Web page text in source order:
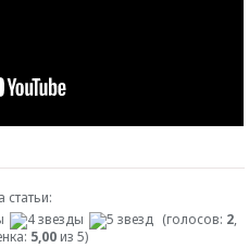
статьи:
(голосов: 2,
5,00 из 5)